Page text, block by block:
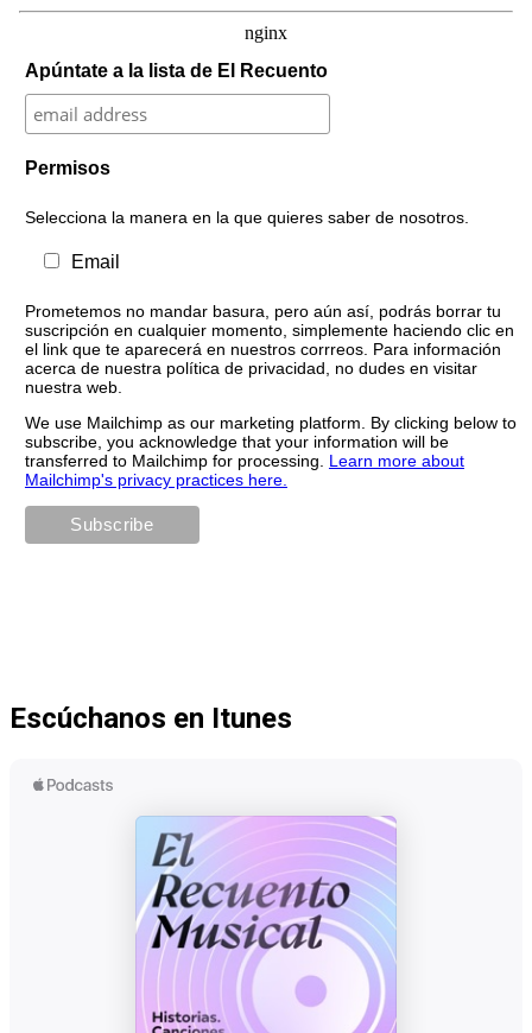
Apúntate a la lista de El Recuento
Permisos
Selecciona la manera en la que quieres saber de nosotros.
Email
Prometemos no mandar basura, pero aún así, podrás borrar tu
suscripción en cualquier momento, simplemente haciendo clic en
el link que te aparecerá en nuestros corrreos. Para información
acerca de nuestra política de privacidad, no dudes en visitar
nuestra web.
We use Mailchimp as our marketing platform. By clicking below to
subscribe, you acknowledge that your information will be
transferred to Mailchimp for processing. Learn more about
Mailchimp's privacy practices here.
Escúchanos en Itunes